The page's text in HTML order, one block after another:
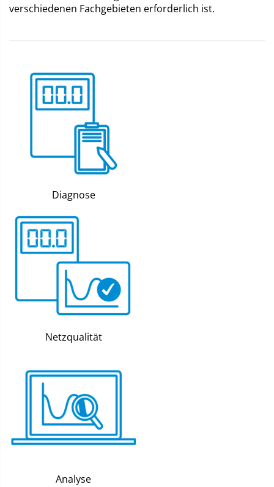
verschiedenen Fachgebieten erforderlich ist.
Diagnose
Netzqualität
Analyse